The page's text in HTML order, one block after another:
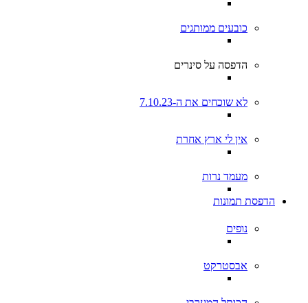
כובעים ממותגים
הדפסה על סינרים
לא שוכחים את ה-7.10.23
אין לי ארץ אחרת
מעמד נרות
הדפסת תמונות
נופים
אבסטרקט